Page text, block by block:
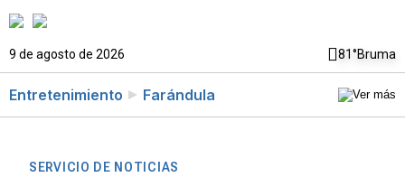
9 de agosto de 2026 81°Bruma
Entretenimiento Farándula
SERVICIO DE NOTICIAS